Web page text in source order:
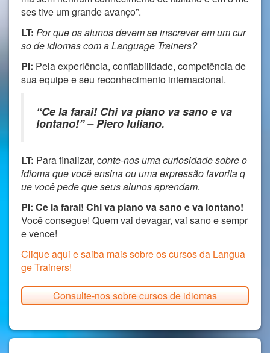
ses tive um grande avanço”.
LT: Por que os alunos devem se inscrever em um cur
so de idiomas com a Language Trainers?
PI: Pela experiência, confiabilidade, competência de
sua equipe e seu reconhecimento internacional.
“Ce la farai! Chi va piano va sano e va
lontano!” – Piero Iuliano.
LT: Para finalizar, conte-nos uma curiosidade sobre o
idioma que você ensina ou uma expressão favorita q
ue você pede que seus alunos aprendam.
PI: Ce la farai! Chi va piano va sano e va lontano!
Você consegue! Quem vai devagar, vai sano e sempr
e vence!
Clique aqui e saiba mais sobre os cursos da Langua
ge Trainers!
Consulte-nos sobre cursos de idiomas